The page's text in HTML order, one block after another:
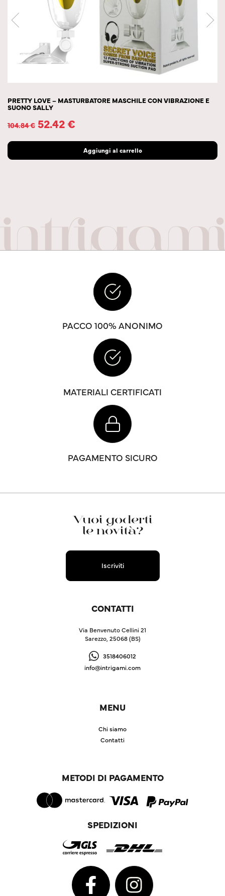
PRETTY LOVE – MASTURBATORE MASCHILE CON VIBRAZIONE E
SUONO SALLY
104.84€ 52.42€
Aggiungi al carrello
PACCO 100% ANONIMO
MATERIALI CERTIFICATI
PAGAMENTO SICURO
Vuoi goderti
le novità?
Iscriviti
CONTATTI
Via Benvenuto Cellini 21
Sarezzo, 25068 (BS)
3518406012
info@intrigami.com
MENU
Chi siamo
Contatti
METODI DI PAGAMENTO
SPEDIZIONI